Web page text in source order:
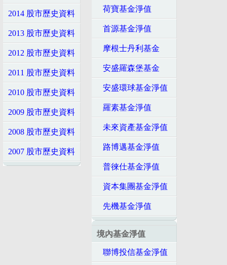
2014 股市歷史資料
2013 股市歷史資料
2012 股市歷史資料
2011 股市歷史資料
2010 股市歷史資料
2009 股市歷史資料
2008 股市歷史資料
2007 股市歷史資料
荷寶基金淨值
首源基金淨值
摩根士丹利基金
安盛羅森堡基金
安盛環球基金淨值
羅素基金淨值
未來資產基金淨值
路博邁基金淨值
普徠仕基金淨值
資本集團基金淨值
先機基金淨值
境內基金淨值
聯博投信基金淨值